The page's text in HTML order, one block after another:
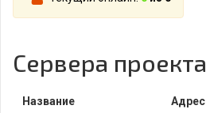
Сервера проекта
Название Адрес